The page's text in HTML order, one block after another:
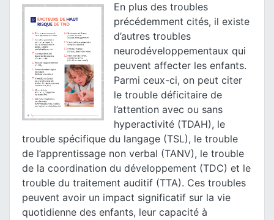
En plus des troubles
précédemment cités, il existe
d’autres troubles
neurodéveloppementaux qui
peuvent affecter les enfants.
Parmi ceux-ci, on peut citer
le trouble déficitaire de
l’attention avec ou sans
hyperactivité (TDAH), le
trouble spécifique du langage (TSL), le trouble
de l’apprentissage non verbal (TANV), le trouble
de la coordination du développement (TDC) et le
trouble du traitement auditif (TTA). Ces troubles
peuvent avoir un impact significatif sur la vie
quotidienne des enfants, leur capacité à